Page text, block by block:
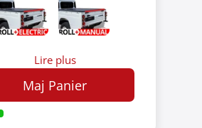
Lire plus
Maj Panier